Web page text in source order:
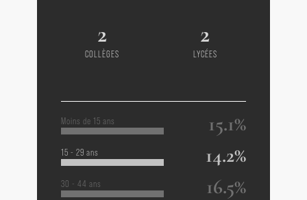
2
COLLÈGES
2
LYCÉES
Moins de 15 ans 15.1%
15 - 29 ans 14.2%
30 - 44 ans 16.5%